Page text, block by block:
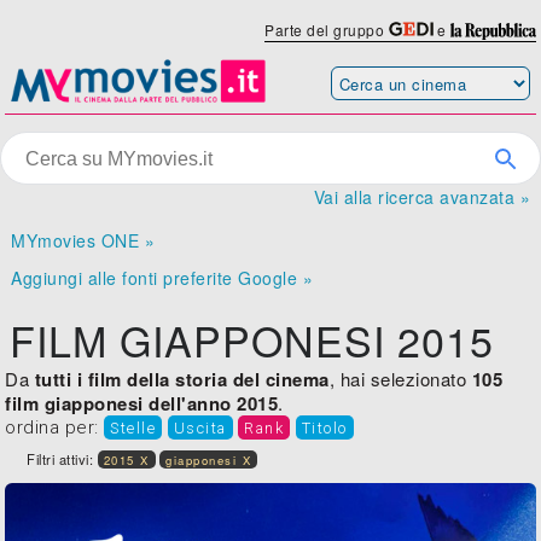
Parte del gruppo e
Vai alla ricerca avanzata »
MYmovies ONE »
Aggiungi alle fonti preferite Google »
FILM GIAPPONESI 2015
Da tutti i film della storia del cinema, hai selezionato 105
film giapponesi dell'anno 2015.
ordina per: Stelle Uscita Rank Titolo
Filtri attivi: 2015 X giapponesi X